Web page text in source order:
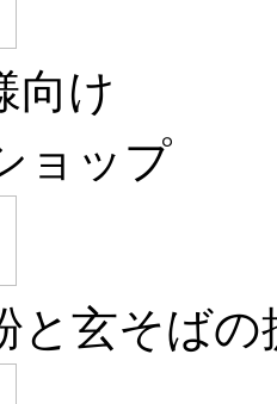
向け
ョップ
と玄そばの